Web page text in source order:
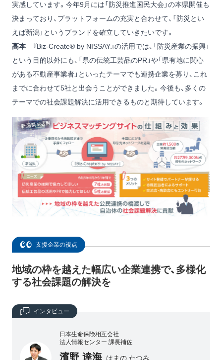
実感しています。今年9月には「防災推進国民大会」の本県開催も
決まっており、プラットフォームの充実と合わせて、「防災とい
えば新潟」というブランドを確立していきたいです。
高本 『Biz-Create® by NISSAY』の活用では、「防災産業の振興」
という目的以外にも、「県の伝統工芸品のPR」や「県有地に関心
がある不動産事業者」といったテーマでも連携企業を募り、これ
までに合わせて5社と出会うことができました。今後も、多くの
テーマでの社会課題解決に活用できるものと期待しています。
支援企業の視点
地域の枠を越えた幅広い企業連携で、多様化
する社会課題の解決を
インタビュー
日本生命保険相互会社
法人情報センター 課長補佐
濱野 達海 はまの たつみ